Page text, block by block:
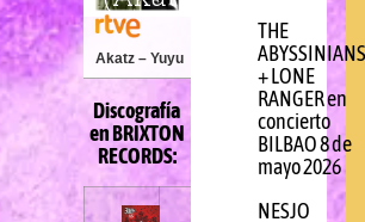
Akatz – Yuyu
Discografía
en BRIXTON
RECORDS:
THE
ABYSSINIANS
+ LONE
RANGER en
concierto
BILBAO 8 de
mayo 2026
NESJO